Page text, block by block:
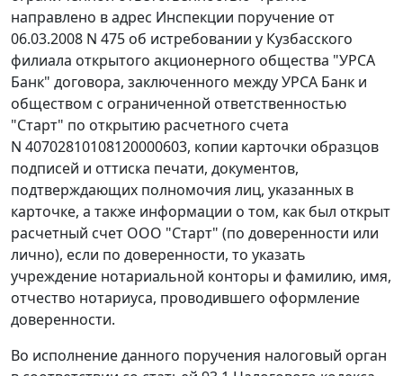
направлено в адрес Инспекции поручение от
06.03.2008 N 475 об истребовании у Кузбасского
филиала открытого акционерного общества "УРСА
Банк" договора, заключенного между УРСА Банк и
обществом с ограниченной ответственностью
"Старт" по открытию расчетного счета
N 40702810108120000603, копии карточки образцов
подписей и оттиска печати, документов,
подтверждающих полномочия лиц, указанных в
карточке, а также информации о том, как был открыт
расчетный счет ООО "Старт" (по доверенности или
лично), если по доверенности, то указать
учреждение нотариальной конторы и фамилию, имя,
отчество нотариуса, проводившего оформление
доверенности.
Во исполнение данного поручения налоговый орган